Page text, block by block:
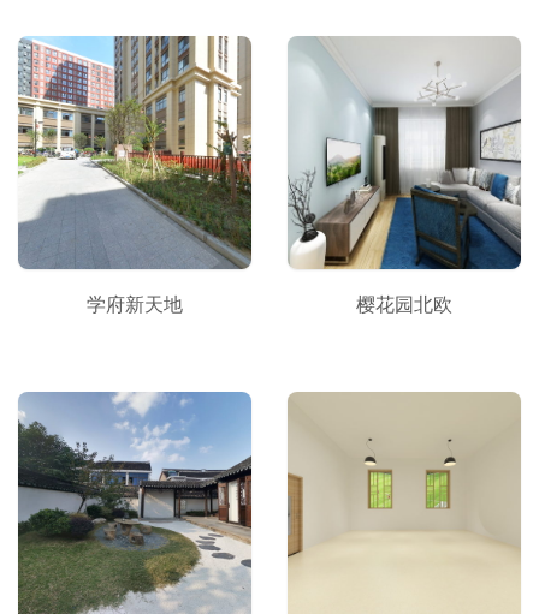
学府新天地 樱花园北欧